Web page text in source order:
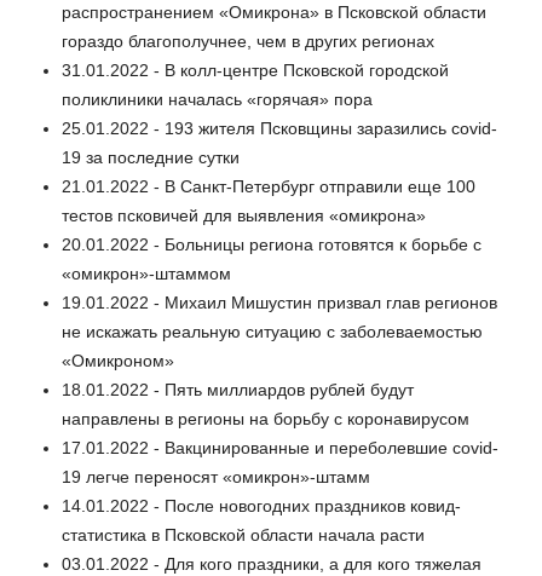
распространением «Омикрона» в Псковской области
гораздо благополучнее, чем в других регионах
31.01.2022 - В колл-центре Псковской городской
поликлиники началась «горячая» пора
25.01.2022 - 193 жителя Псковщины заразились covid-
19 за последние сутки
21.01.2022 - В Санкт-Петербург отправили еще 100
тестов псковичей для выявления «омикрона»
20.01.2022 - Больницы региона готовятся к борьбе с
«омикрон»-штаммом
19.01.2022 - Михаил Мишустин призвал глав регионов
не искажать реальную ситуацию с заболеваемостью
«Омикроном»
18.01.2022 - Пять миллиардов рублей будут
направлены в регионы на борьбу с коронавирусом
17.01.2022 - Вакцинированные и переболевшие covid-
19 легче переносят «омикрон»-штамм
14.01.2022 - После новогодних праздников ковид-
статистика в Псковской области начала расти
03.01.2022 - Для кого праздники, а для кого тяжелая